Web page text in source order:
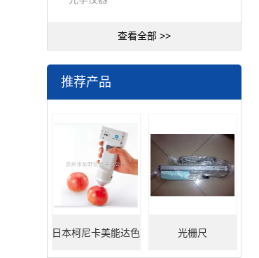
查看全部 >>
推荐产品
日本柯尼卡美能达色 光栅尺